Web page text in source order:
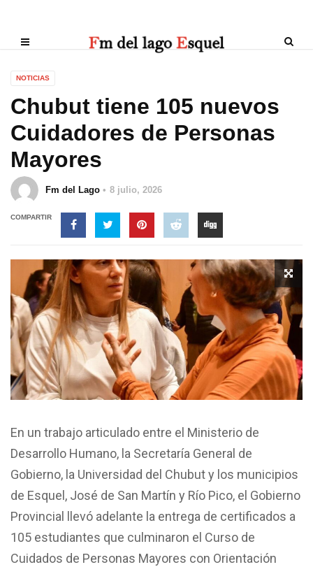
NOTICIAS
Chubut tiene 105 nuevos
Cuidadores de Personas
Mayores
Fm del Lago 8 julio, 2026
COMPARTIR
En un trabajo articulado entre el Ministerio de
Desarrollo Humano, la Secretaría General de
Gobierno, la Universidad del Chubut y los municipios
de Esquel, José de San Martín y Río Pico, el Gobierno
Provincial llevó adelante la entrega de certificados a
105 estudiantes que culminaron el Curso de
Cuidados de Personas Mayores con Orientación